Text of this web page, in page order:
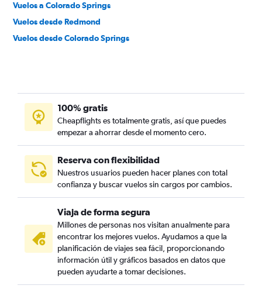
Vuelos a Colorado Springs
Vuelos desde Redmond
Vuelos desde Colorado Springs
100% gratis
Cheapflights es totalmente gratis, así que puedes
empezar a ahorrar desde el momento cero.
Reserva con flexibilidad
Nuestros usuarios pueden hacer planes con total
confianza y buscar vuelos sin cargos por cambios.
Viaja de forma segura
Millones de personas nos visitan anualmente para
encontrar los mejores vuelos. Ayudamos a que la
planificación de viajes sea fácil, proporcionando
información útil y gráficos basados en datos que
pueden ayudarte a tomar decisiones.